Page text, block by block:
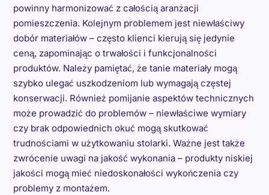
powinny harmonizować z całością aranżacji
pomieszczenia. Kolejnym problemem jest niewłaściwy
dobór materiałów – często klienci kierują się jedynie
ceną, zapominając o trwałości i funkcjonalności
produktów. Należy pamiętać, że tanie materiały mogą
szybko ulegać uszkodzeniom lub wymagają częstej
konserwacji. Również pomijanie aspektów technicznych
może prowadzić do problemów – niewłaściwe wymiary
czy brak odpowiednich okuć mogą skutkować
trudnościami w użytkowaniu stolarki. Ważne jest także
zwrócenie uwagi na jakość wykonania – produkty niskiej
jakości mogą mieć niedoskonałości wykończenia czy
problemy z montażem.